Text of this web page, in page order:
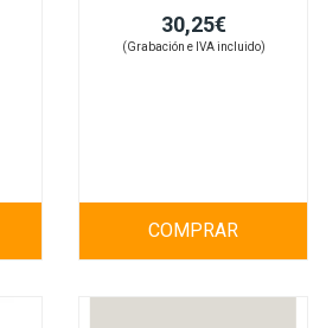
30,25€
(Grabación e IVA incluido)
COMPRAR